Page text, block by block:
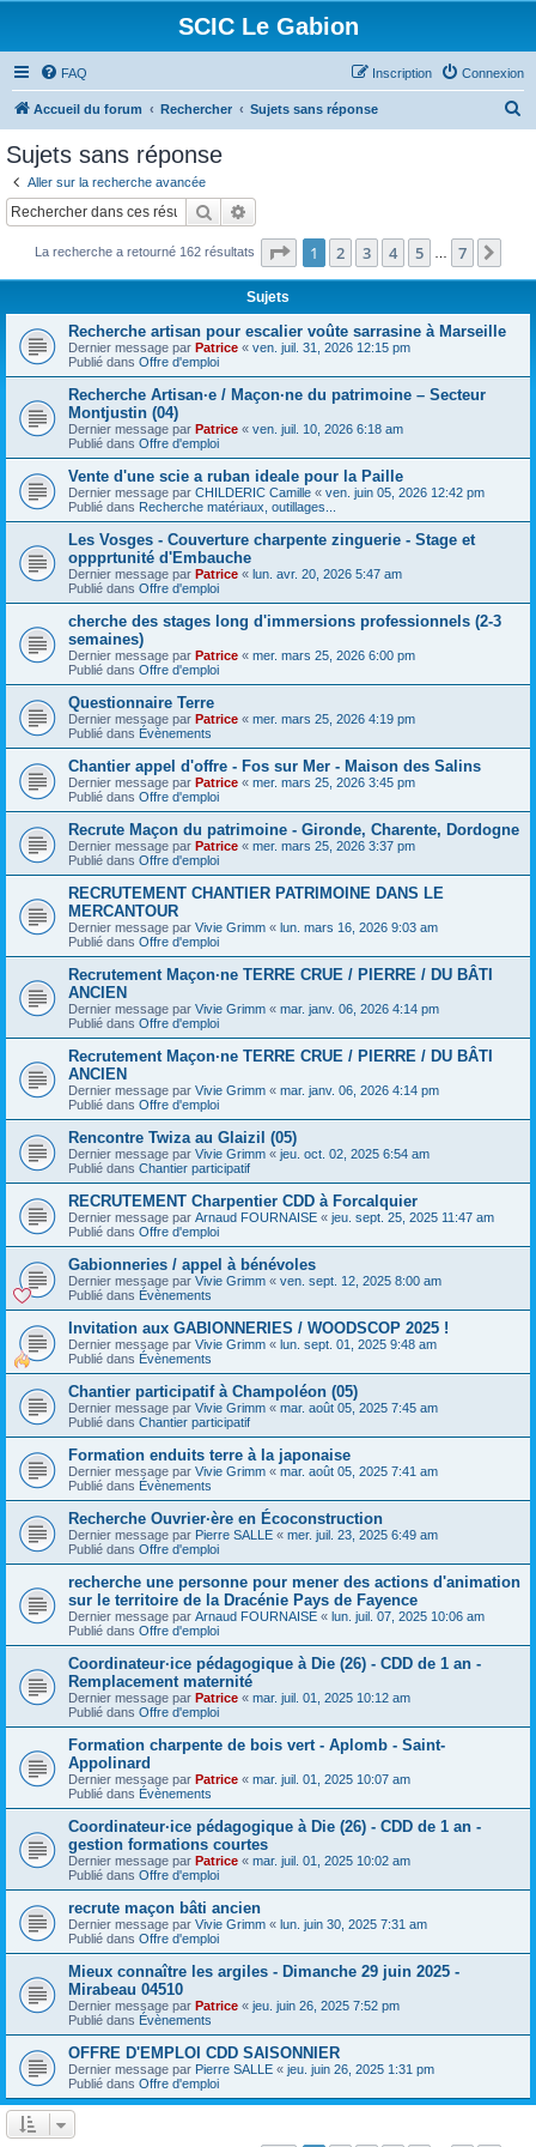
SCIC Le Gabion
FAQ Connexion
Inscription
Accueil du forum Rechercher Sujets sans réponse
c
Sujets sans réponse
Aller sur la recherche avancée
Rechercher
La recherche a retourné 162 résultats Page 1sur7
1 2 3 4 5 7
Sujets
Recherche artisan pour escalier voûte sarrasine à Marseille
Dernier message par Patrice « ven. juil. 31, 2026 12:15 pm
Publié dans Offre d'emploi
Recherche Artisan·e / Maçon·ne du patrimoine – Secteur
Montjustin (04)
Dernier message par Patrice « ven. juil. 10, 2026 6:18 am
Publié dans Offre d'emploi
Vente d'une scie a ruban ideale pour la Paille
Dernier message par CHILDERIC Camille « ven. juin 05, 2026 12:42 pm
Publié dans Recherche matériaux, outillages...
Les Vosges - Couverture charpente zinguerie - Stage et
oppprtunité d'Embauche
Dernier message par Patrice « lun. avr. 20, 2026 5:47 am
Publié dans Offre d'emploi
cherche des stages long d'immersions professionnels (2-3
semaines)
Dernier message par Patrice « mer. mars 25, 2026 6:00 pm
Publié dans Offre d'emploi
Questionnaire Terre
Dernier message par Patrice « mer. mars 25, 2026 4:19 pm
Publié dans Évènements
Chantier appel d'offre - Fos sur Mer - Maison des Salins
Dernier message par Patrice « mer. mars 25, 2026 3:45 pm
Publié dans Offre d'emploi
Recrute Maçon du patrimoine - Gironde, Charente, Dordogne
Dernier message par Patrice « mer. mars 25, 2026 3:37 pm
Publié dans Offre d'emploi
RECRUTEMENT CHANTIER PATRIMOINE DANS LE
MERCANTOUR
Dernier message par Vivie Grimm « lun. mars 16, 2026 9:03 am
Publié dans Offre d'emploi
Recrutement Maçon·ne TERRE CRUE / PIERRE / DU BÂTI
ANCIEN
Dernier message par Vivie Grimm « mar. janv. 06, 2026 4:14 pm
Publié dans Offre d'emploi
Recrutement Maçon·ne TERRE CRUE / PIERRE / DU BÂTI
ANCIEN
Dernier message par Vivie Grimm « mar. janv. 06, 2026 4:14 pm
Publié dans Offre d'emploi
Rencontre Twiza au Glaizil (05)
Dernier message par Vivie Grimm « jeu. oct. 02, 2025 6:54 am
Publié dans Chantier participatif
RECRUTEMENT Charpentier CDD à Forcalquier
Dernier message par Arnaud FOURNAISE « jeu. sept. 25, 2025 11:47 am
Publié dans Offre d'emploi
Gabionneries / appel à bénévoles
Dernier message par Vivie Grimm « ven. sept. 12, 2025 8:00 am
Publié dans Évènements
Invitation aux GABIONNERIES / WOODSCOP 2025 !
Dernier message par Vivie Grimm « lun. sept. 01, 2025 9:48 am
Publié dans Évènements
Chantier participatif à Champoléon (05)
Dernier message par Vivie Grimm « mar. août 05, 2025 7:45 am
Publié dans Chantier participatif
Formation enduits terre à la japonaise
Dernier message par Vivie Grimm « mar. août 05, 2025 7:41 am
Publié dans Évènements
Recherche Ouvrier·ère en Écoconstruction
Dernier message par Pierre SALLE « mer. juil. 23, 2025 6:49 am
Publié dans Offre d'emploi
recherche une personne pour mener des actions d'animation
sur le territoire de la Dracénie Pays de Fayence
Dernier message par Arnaud FOURNAISE « lun. juil. 07, 2025 10:06 am
Publié dans Offre d'emploi
Coordinateur·ice pédagogique à Die (26) - CDD de 1 an -
Remplacement maternité
Dernier message par Patrice « mar. juil. 01, 2025 10:12 am
Publié dans Offre d'emploi
Formation charpente de bois vert - Aplomb - Saint-
Appolinard
Dernier message par Patrice « mar. juil. 01, 2025 10:07 am
Publié dans Évènements
Coordinateur·ice pédagogique à Die (26) - CDD de 1 an -
gestion formations courtes
Dernier message par Patrice « mar. juil. 01, 2025 10:02 am
Publié dans Offre d'emploi
recrute maçon bâti ancien
Dernier message par Vivie Grimm « lun. juin 30, 2025 7:31 am
Publié dans Offre d'emploi
Mieux connaître les argiles - Dimanche 29 juin 2025 -
Mirabeau 04510
Dernier message par Patrice « jeu. juin 26, 2025 7:52 pm
Publié dans Évènements
OFFRE D'EMPLOI CDD SAISONNIER
Dernier message par Pierre SALLE « jeu. juin 26, 2025 1:31 pm
Publié dans Offre d'emploi